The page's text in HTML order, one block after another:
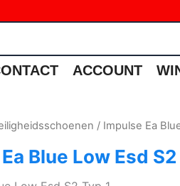
ACCOUNT
/ Impulse Ea
Blue Low Esd S2